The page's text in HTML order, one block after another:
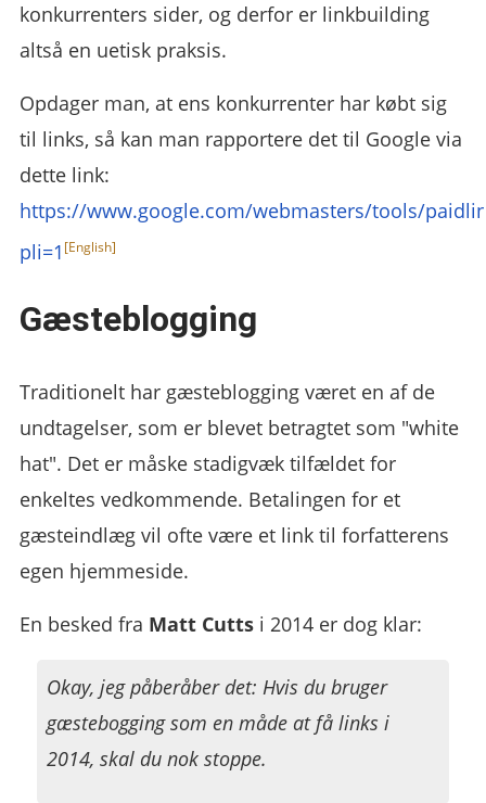
konkurrenters sider, og derfor er linkbuilding
altså en uetisk praksis.
Opdager man, at ens konkurrenter har købt sig
til links, så kan man rapportere det til Google via
dette link:
https://www.google.com/webmasters/tools/
pli=1
Gæsteblogging
Traditionelt har gæsteblogging været en af de
undtagelser, som er blevet betragtet som "white
hat". Det er måske stadigvæk tilfældet for
enkeltes vedkommende. Betalingen for et
gæsteindlæg vil ofte være et link til forfatterens
egen hjemmeside.
En besked fra Matt Cutts i 2014 er dog klar:
Okay, jeg påberåber det: Hvis du bruger
gæstebogging som en måde at få links i
2014, skal du nok stoppe.